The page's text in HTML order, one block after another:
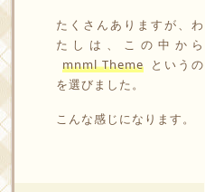
たくさんありますが、わ
たしは、この中から
mnml Theme というの
を選びました。
こんな感じになります。